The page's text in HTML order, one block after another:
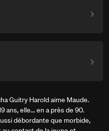
Guitry Harold aime Maude.
ans, elle... en a près de 90.
débordante que morbide,